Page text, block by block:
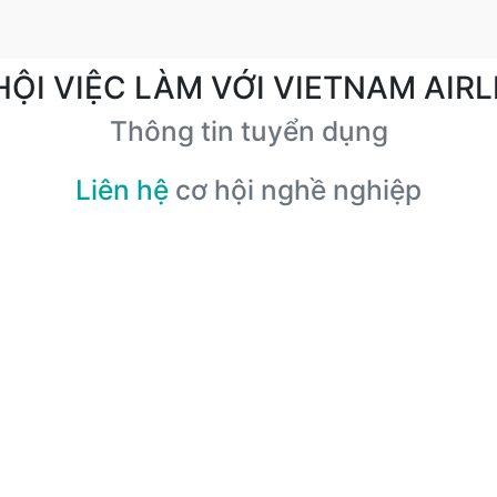
VIỆC LÀM VỚI VIETNAM
Thông tin tuyển dụng
Liên hệ cơ hội nghề nghiệp